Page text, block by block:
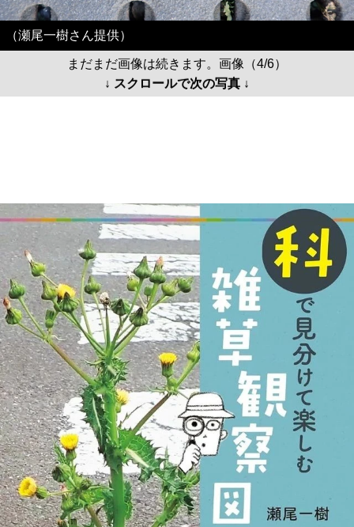
（瀬尾一樹さん提供）
まだまだ画像は続きます。画像（4/6）
↓ スクロールで次の写真 ↓